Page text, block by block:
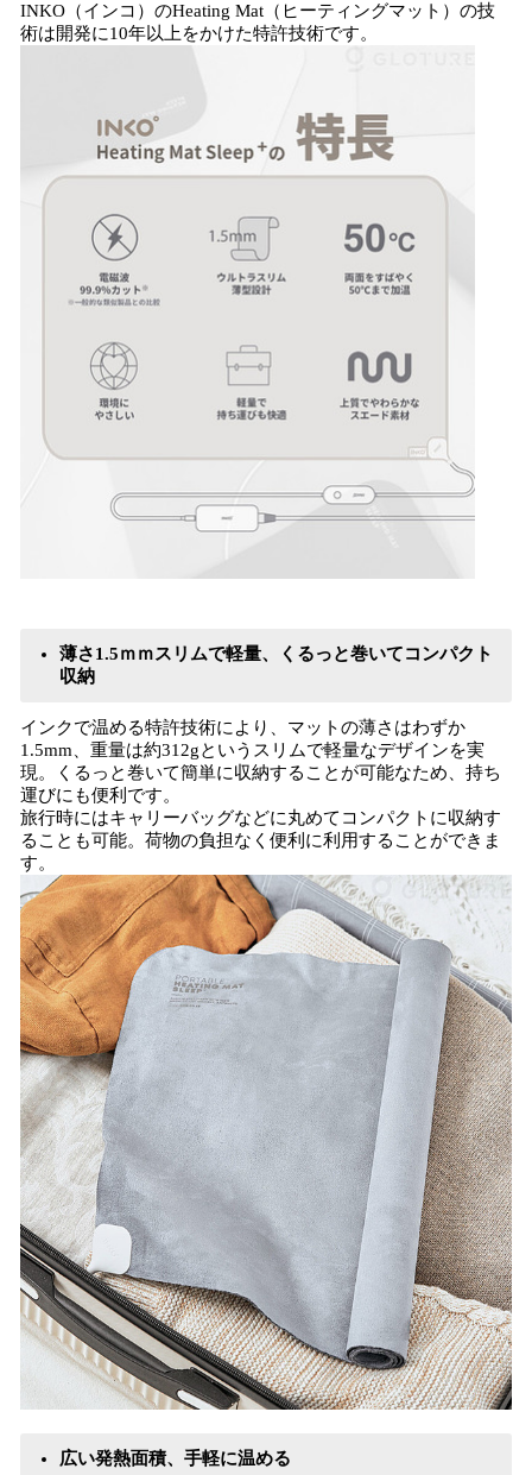
INKO（インコ）のHeating Mat（ヒーティングマット）の技
術は開発に10年以上をかけた特許技術です。
薄さ1.5ｍｍスリムで軽量、くるっと巻いてコンパクト
収納
インクで温める特許技術により、マットの薄さはわずか
1.5mm、重量は約312gというスリムで軽量なデザインを実
現。くるっと巻いて簡単に収納することが可能なため、持ち
運びにも便利です。
旅行時にはキャリーバッグなどに丸めてコンパクトに収納す
ることも可能。荷物の負担なく便利に利用することができま
す。
広い発熱面積、手軽に温める